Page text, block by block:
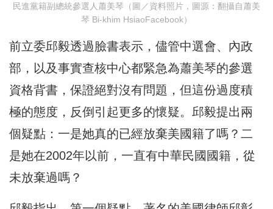
民進黨籍副總統參選人蕭美琴（圖／資料照片，圖源：翻攝自蕭美
琴 Bi-khim HsiaoFacebook）
前立委邱毅透過臉書表示，儘管中選會、內政
部，以及事實查核中心都緊急為蕭美琴的參選
資格背書，保證絕對沒有問題，但這份過度積
極的態度，反倒引起更多的懷疑。邱毅提出兩
個疑點：一是她真的已經放棄美國籍了嗎？二
是她在2002年以前，一直有中華民國國籍，從
未放棄過嗎？